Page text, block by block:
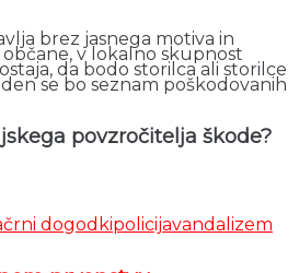
brez jasnega motiva in
v lokalno skupnost
da bodo storilca ali storilce
se bo seznam poškodovanih
povzročitelja škode?
črni dogodkipolicijavandalizem